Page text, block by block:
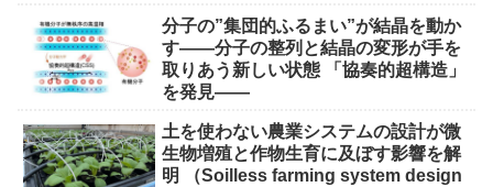
分子の”集団的ふるまい”が結晶を動か
す――分子の整列と結晶の変形が手を
取りあう新しい状態 「協奏的超構造」
を発見――
土を使わない農業システムの設計が微
生物増殖と作物生育に及ぼす影響を解
明 （Soilless farming system design